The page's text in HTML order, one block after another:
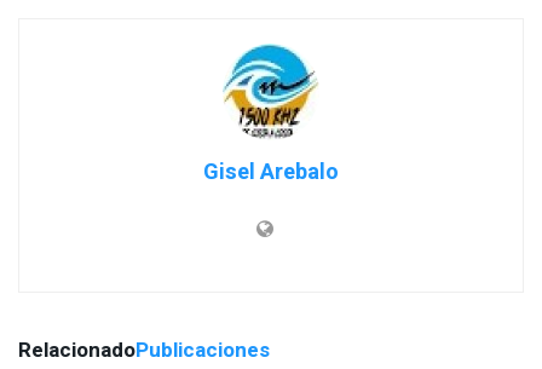
Gisel Arebalo
RelacionadoPublicaciones